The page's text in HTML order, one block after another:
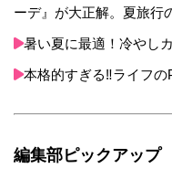
ーデ』が大正解。夏旅行
暑い夏に最適！冷やし
本格的すぎる‼ライフ
編集部ピックアップ